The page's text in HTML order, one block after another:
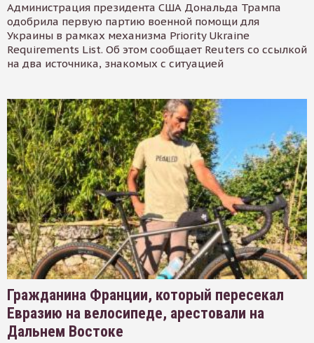
Администрация президента США Дональда Трампа
одобрила первую партию военной помощи для
Украины в рамках механизма Priority Ukraine
Requirements List. Об этом сообщает Reuters со ссылкой
на два источника, знакомых с ситуацией
Гражданина Франции, который пересекал
Евразию на велосипеде, арестовали на
Дальнем Востоке